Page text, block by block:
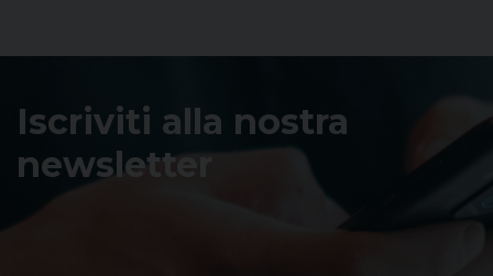
Iscriviti alla nostra
newsletter